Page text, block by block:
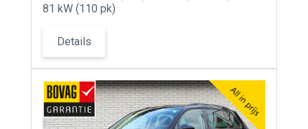
81 kW (110 pk)
Details